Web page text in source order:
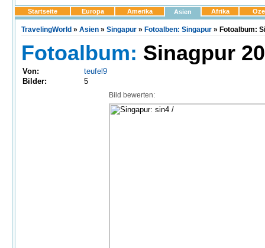
Startseite Europa Amerika Asien Afrika
TravelingWorld » Asien » Singapur » Fotoalben: Singapur » Fotoalbum:
Fotoalbum: Sinagpur
Von:
teufel9
Bilder:
5
Bild bewerten: